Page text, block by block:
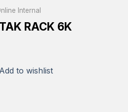
Internal
RACK 6K
Add to wishlist